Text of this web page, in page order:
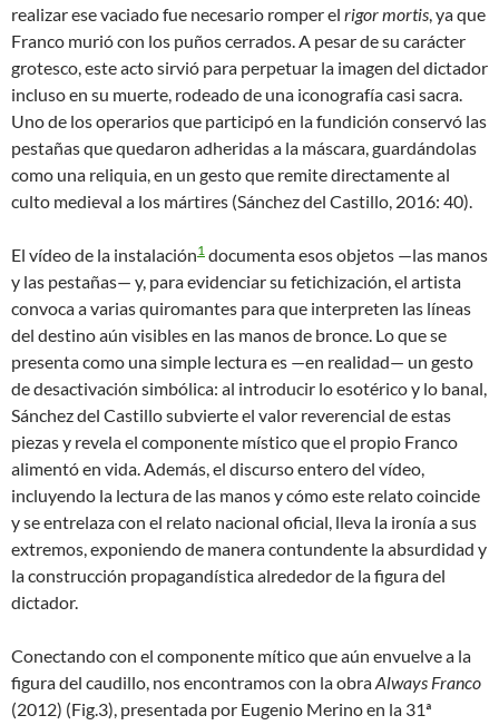
realizar ese vaciado fue necesario romper el rigor mortis, ya que
Franco murió con los puños cerrados. A pesar de su carácter
grotesco, este acto sirvió para perpetuar la imagen del dictador
incluso en su muerte, rodeado de una iconografía casi sacra.
Uno de los operarios que participó en la fundición conservó las
pestañas que quedaron adheridas a la máscara, guardándolas
como una reliquia, en un gesto que remite directamente al
culto medieval a los mártires (Sánchez del Castillo, 2016: 40).
El vídeo de la instalación1 documenta esos objetos —las manos
y las pestañas— y, para evidenciar su fetichización, el artista
convoca a varias quiromantes para que interpreten las líneas
del destino aún visibles en las manos de bronce. Lo que se
presenta como una simple lectura es —en realidad— un gesto
de desactivación simbólica: al introducir lo esotérico y lo banal,
Sánchez del Castillo subvierte el valor reverencial de estas
piezas y revela el componente místico que el propio Franco
alimentó en vida. Además, el discurso entero del vídeo,
incluyendo la lectura de las manos y cómo este relato coincide
y se entrelaza con el relato nacional oficial, lleva la ironía a sus
extremos, exponiendo de manera contundente la absurdidad y
la construcción propagandística alrededor de la figura del
dictador.
Conectando con el componente mítico que aún envuelve a la
figura del caudillo, nos encontramos con la obraAlways Franco
(2012) (Fig.3), presentada por Eugenio Merino en la 31ª